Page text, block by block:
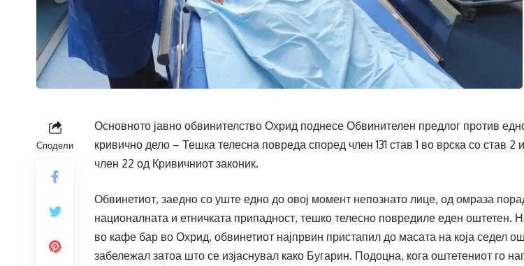
Сподели
Основното јавно обвинителство Охрид поднесе Обвинителен предлог против
кривично дело – Тешка телесна повреда според член 131 став 1 во врска со став 2
член 22 од Кривичниот законик.
Обвинетиот, заедно со уште едно до овој момент непознато лице, од омраза
националната и етничката припадност, тешко телесно повредиле еден оштетен.
во кафе бар во Охрид, обвинетиот најпрвин пристапил до масата на која седел
забележал затоа што се изјаснувал како Бугарин. Подоцна, кога оштетениот го